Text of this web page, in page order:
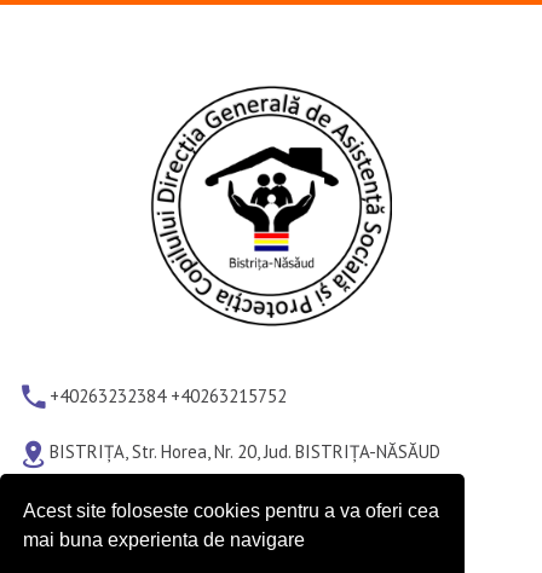
Acest site foloseste cookies pentru a va oferi cea
mai buna experienta de navigare
+40263232384 +40263215752
BISTRIȚA, Str. Horea, Nr. 20, Jud. BISTRIȚA-NĂSĂUD
LUNI-JOI 8.00-16.30 VINERI 8.00-14.00